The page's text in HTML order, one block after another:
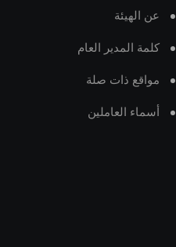
عن الهيئة
كلمة المدير العام
مواقع ذات صلة
أسماء العاملين